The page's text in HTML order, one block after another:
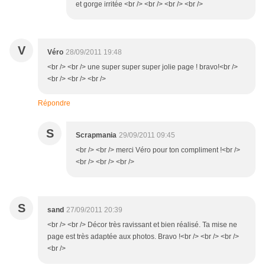
et gorge irritée <br /> <br /> <br /> <br />
V Véro 28/09/2011 19:48
<br /> <br /> une super super super jolie page ! bravo!<br />
<br /> <br /> <br />
Répondre
S Scrapmania 29/09/2011 09:45
<br /> <br /> merci Véro pour ton compliment !<br />
<br /> <br /> <br />
S sand 27/09/2011 20:39
<br /> <br /> Décor très ravissant et bien réalisé. Ta mise ne
page est très adaptée aux photos. Bravo !<br /> <br /> <br />
<br />